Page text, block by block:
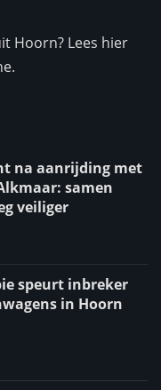
Hoorn? Lees hier
na aanrijding met
samen
veiliger
speurt inbreker
in Hoorn